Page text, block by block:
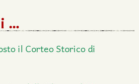
…
il Corteo Storico di